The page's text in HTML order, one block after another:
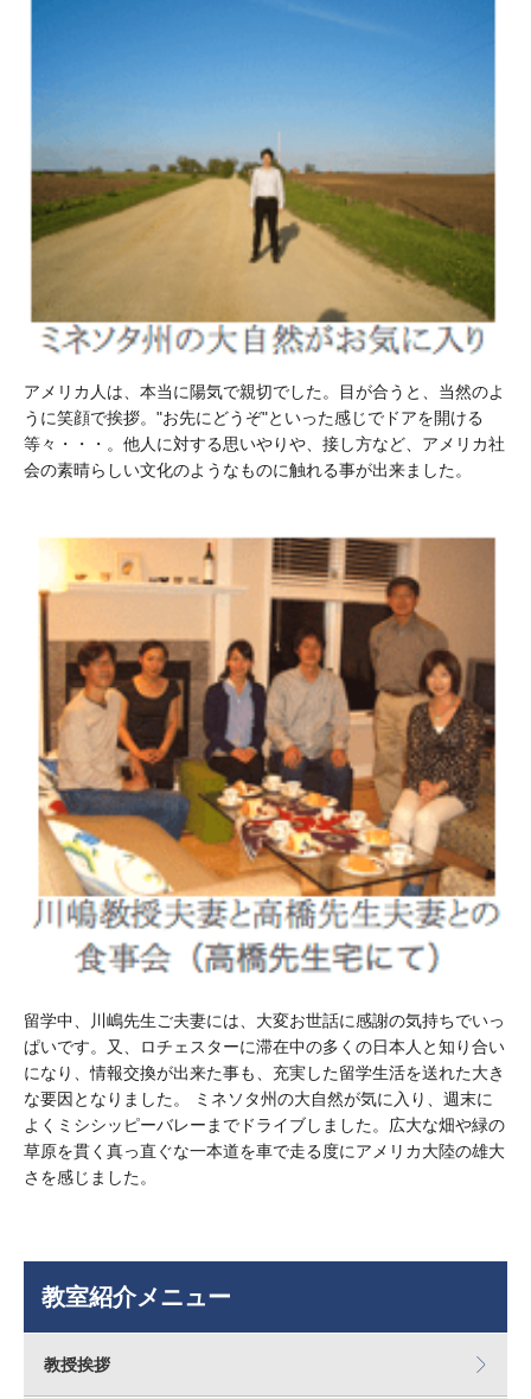
アメリカ人は、本当に陽気で親切でした。目が合うと、当然のよ
うに笑顔で挨拶。"お先にどうぞ"といった感じでドアを開ける
等々・・・。他人に対する思いやりや、接し方など、アメリカ社
会の素晴らしい文化のようなものに触れる事が出来ました。
留学中、川嶋先生ご夫妻には、大変お世話に感謝の気持ちでいっ
ぱいです。又、ロチェスターに滞在中の多くの日本人と知り合い
になり、情報交換が出来た事も、充実した留学生活を送れた大き
な要因となりました。 ミネソタ州の大自然が気に入り、週末に
よくミシシッピーバレーまでドライブしました。広大な畑や緑の
草原を貫く真っ直ぐな一本道を車で走る度にアメリカ大陸の雄大
さを感じました。
教室紹介メニュー
教授挨拶